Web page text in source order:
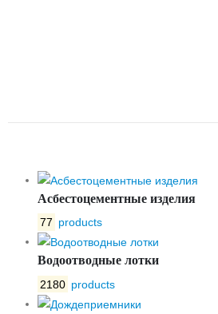
Асбестоцементные изделия
77 products
Водоотводные лотки
2180 products